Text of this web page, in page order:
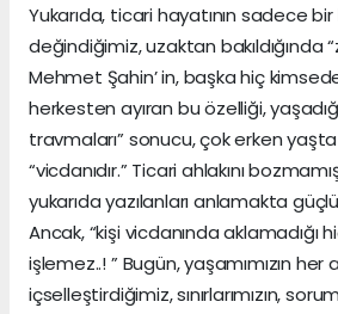
Yukarıda, ticari hayatının sadece bir
değindiğimiz, uzaktan bakıldığında
Mehmet Şahin’ in, başka hiç
herkesten ayıran bu özelliği,
travmaları” sonucu, çok erken yaşta
“vicdanıdır.” Ticari ahlakını
yukarıda yazılanları anlamakta
Ancak, “kişi vicdanında aklamadığı
işlemez..! ” Bugün, yaşamımızın her
içselleştirdiğimiz, sınırlarımızın,